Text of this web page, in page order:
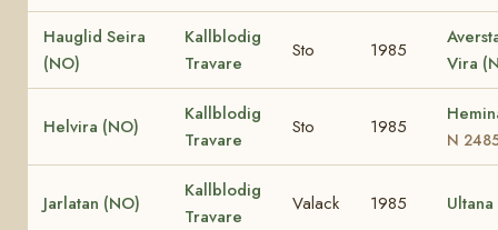
Hauglid Seira
(NO)
Kallblodig
Travare
Sto 1985
Vira
Helvira (NO)
Kallblodig
Travare
Sto 1985
N
Jarlatan (NO)
Kallblodig
Travare
Valack 1985